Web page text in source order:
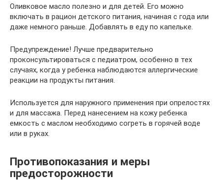
Оливковое масло полезно и для детей. Его можно
включать в рацион детского питания, начиная с года или
даже немного раньше. Добавлять в еду по капельке.
Предупреждение! Лучше предварительно
проконсультироваться с педиатром, особенно в тех
случаях, когда у ребенка наблюдаются аллергические
реакции на продукты питания.
Используется для наружного применения при опрелостях
и для массажа. Перед нанесением на кожу ребенка
емкость с маслом необходимо согреть в горячей воде
или в руках.
Противопоказания и меры
предосторожности